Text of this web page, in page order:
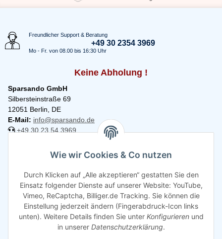
Freundlicher Support & Beratung
+49 30 2354 3969
Mo - Fr. von 08.00 bis 16:30 Uhr
Keine Abholung !
Sparsando GmbH
Silbersteinstraße 69
12051 Berlin, DE
E-Mail: info@sparsando.de
+49 30 23 54 3969
Informationen
Rechtliches
Wie wir Cookies & Co nutzen
Durch Klicken auf „Alle akzeptieren“ gestatten Sie den
Einsatz folgender Dienste auf unserer Website: YouTube,
Vimeo, ReCaptcha, Billiger.de Tracking. Sie können die
Einstellung jederzeit ändern (Fingerabdruck-Icon links
unten). Weitere Details finden Sie unter Konfigurierenund
in unserer Datenschutzerklärung.